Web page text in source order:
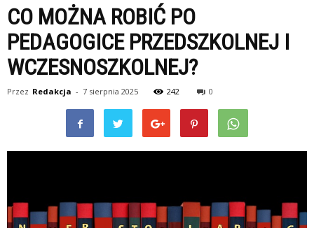
CO MOŻNA ROBIĆ PO
PEDAGOGICE PRZEDSZKOLNEJ I
WCZESNOSZKOLNEJ?
Przez Redakcja - 7 sierpnia 2025 242 0